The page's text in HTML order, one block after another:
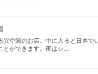
空間のお店。中に入ると日本で
とができます。夜はシ...